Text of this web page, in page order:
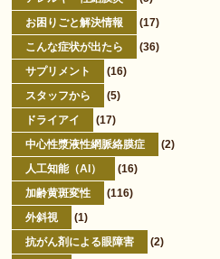
お困りごと解決情報
(17)
こんな症状が出たら
(36)
サプリメント
(16)
スタッフから
(5)
ドライアイ
(17)
中心性漿液性網脈絡膜症
(2)
人工知能（AI）
(16)
加齢黄斑変性
(116)
外斜視
(1)
抗がん剤による眼障害
(2)